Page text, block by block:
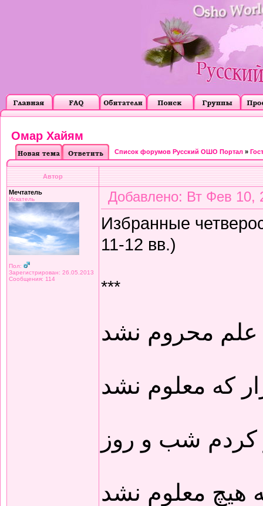
Омар Хайям
Список форумов Русский ОШО Портал »
Автор
Мечтатель
Искатель
Пол:
Зарегистрирован: 26.05.2013
Сообщения: 114
Добавлено: Вт Фев 10,
Избранные
11-12 вв.)
***
محروم نشد
که معلوم نشد
کردم شب و روز
هیچ معلوم نشد